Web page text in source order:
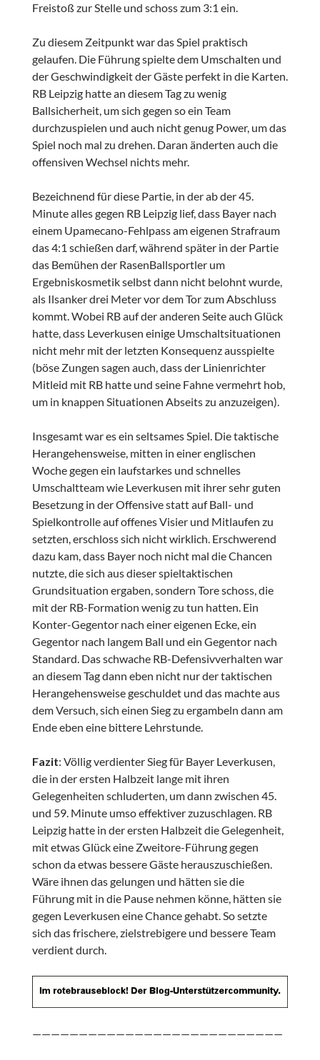
Freistoß zur Stelle und schoss zum 3:1 ein.
Zu diesem Zeitpunkt war das Spiel praktisch
gelaufen. Die Führung spielte dem Umschalten und
der Geschwindigkeit der Gäste perfekt in die Karten.
RB Leipzig hatte an diesem Tag zu wenig
Ballsicherheit, um sich gegen so ein Team
durchzuspielen und auch nicht genug Power, um das
Spiel noch mal zu drehen. Daran änderten auch die
offensiven Wechsel nichts mehr.
Bezeichnend für diese Partie, in der ab der 45.
Minute alles gegen RB Leipzig lief, dass Bayer nach
einem Upamecano-Fehlpass am eigenen Strafraum
das 4:1 schießen darf, während später in der Partie
das Bemühen der RasenBallsportler um
Ergebniskosmetik selbst dann nicht belohnt wurde,
als Ilsanker drei Meter vor dem Tor zum Abschluss
kommt. Wobei RB auf der anderen Seite auch Glück
hatte, dass Leverkusen einige Umschaltsituationen
nicht mehr mit der letzten Konsequenz ausspielte
(böse Zungen sagen auch, dass der Linienrichter
Mitleid mit RB hatte und seine Fahne vermehrt hob,
um in knappen Situationen Abseits zu anzuzeigen).
Insgesamt war es ein seltsames Spiel. Die taktische
Herangehensweise, mitten in einer englischen
Woche gegen ein laufstarkes und schnelles
Umschaltteam wie Leverkusen mit ihrer sehr guten
Besetzung in der Offensive statt auf Ball- und
Spielkontrolle auf offenes Visier und Mitlaufen zu
setzten, erschloss sich nicht wirklich. Erschwerend
dazu kam, dass Bayer noch nicht mal die Chancen
nutzte, die sich aus dieser spieltaktischen
Grundsituation ergaben, sondern Tore schoss, die
mit der RB-Formation wenig zu tun hatten. Ein
Konter-Gegentor nach einer eigenen Ecke, ein
Gegentor nach langem Ball und ein Gegentor nach
Standard. Das schwache RB-Defensivverhalten war
an diesem Tag dann eben nicht nur der taktischen
Herangehensweise geschuldet und das machte aus
dem Versuch, sich einen Sieg zu ergambeln dann am
Ende eben eine bittere Lehrstunde.
Fazit: Völlig verdienter Sieg für Bayer Leverkusen,
die in der ersten Halbzeit lange mit ihren
Gelegenheiten schluderten, um dann zwischen 45.
und 59. Minute umso effektiver zuzuschlagen. RB
Leipzig hatte in der ersten Halbzeit die Gelegenheit,
mit etwas Glück eine Zweitore-Führung gegen
schon da etwas bessere Gäste herauszuschießen.
Wäre ihnen das gelungen und hätten sie die
Führung mit in die Pause nehmen könne, hätten sie
gegen Leverkusen eine Chance gehabt. So setzte
sich das frischere, zielstrebigere und bessere Team
verdient durch.
———————————————————————————